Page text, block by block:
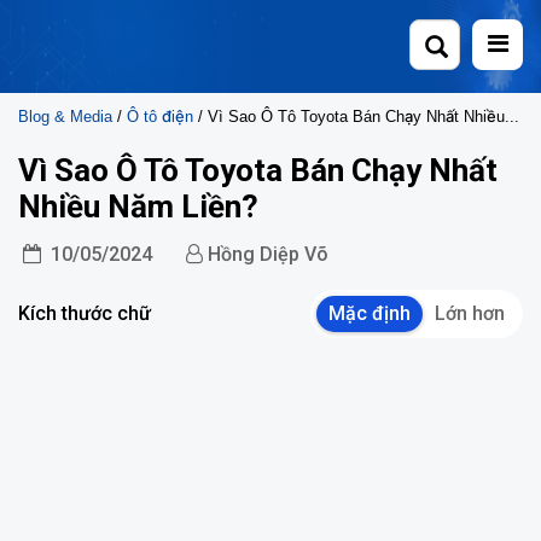
Blog & Media / Ô tô điện / Vì Sao Ô Tô Toyota Bán Chạy Nhất Nhiều Năm Liền?
Vì Sao Ô Tô Toyota Bán Chạy Nhất
Nhiều Năm Liền?
10/05/2024 Hồng Diệp Võ
Kích thước chữ Mặc định Lớn hơn